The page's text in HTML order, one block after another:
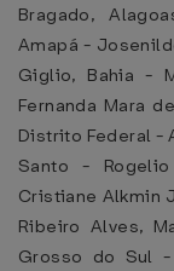
Bragado,
Amapá -
Giglio, Bahia -
Fernanda Mara
Distrito Federal -
Santo -
Cristiane Alkmin
Ribeiro Alves,
Grosso do Sul -